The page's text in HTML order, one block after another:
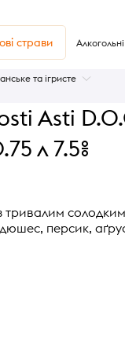
страви
та ігристе
Asti
л 7.5%
тривалим
персик,